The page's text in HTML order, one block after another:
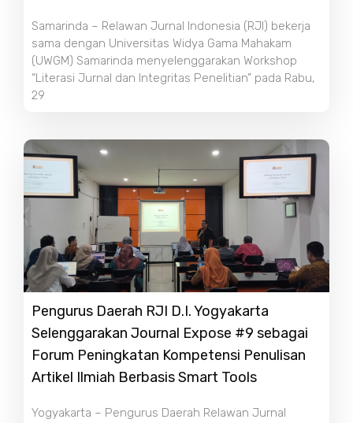
Samarinda – Relawan Jurnal Indonesia (RJI) bekerja
sama dengan Universitas Widya Gama Mahakam
(UWGM) Samarinda menyelenggarakan Workshop
“Literasi Jurnal dan Integritas Penelitian” pada Rabu,
29
Pengurus Daerah RJI D.I. Yogyakarta
Selenggarakan Journal Expose #9 sebagai
Forum Peningkatan Kompetensi Penulisan
Artikel Ilmiah Berbasis Smart Tools
Yogyakarta – Pengurus Daerah Relawan Jurnal